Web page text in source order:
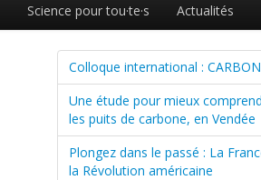
Science pour tou·te·s Actualités
Colloque international : CARBON
Une étude pour mieux
les puits de carbone, en Vendée
Plongez dans le passé : La
la Révolution américaine